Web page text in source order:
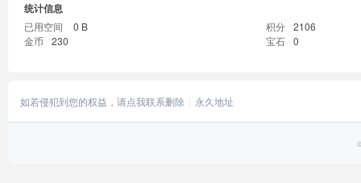
统计信息
已用空间 0 B 积分 2106
金币
230 宝石 0
如若侵犯到您的权益，请点我联系删除 永久地址